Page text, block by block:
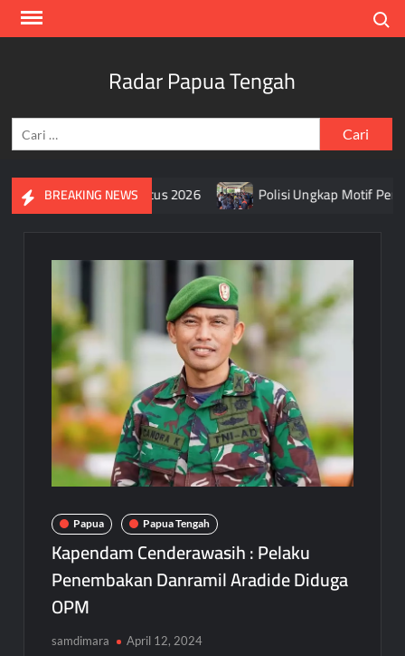
Skip
Radar Papua Tengah
untuk:
BREAKING NEWS
Putih Selama Agustus 2026 Polisi Ungkap Motif
Papua Papua Tengah
Kapendam Cenderawasih : Pelaku
Penembakan Danramil Aradide Diduga
OPM
samdimara April 12, 2024